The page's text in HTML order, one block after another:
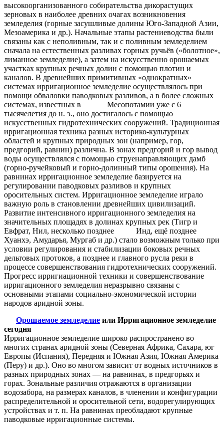
высокоорганизованного собирательства дикорастущих
зерновых в наиболее древних очагах возникновения
земледелия (горные засушливые долины Юго-Западной Азии,
Мезоамерика и др.). Начальные этапы растениеводства были
связаны как с неполивным, так и с поливным земледелием
сначала на естественных разливах горных ручьёв («болотное»,
лиманное земледелие), а затем на искусственно орошаемых
участках крупных речных долин с помощью плотин и
каналов. В древнейших примитивных «однократных»
системах ирригационное земледелие осуществлялось при
помощи обваловки паводковых разливов, а в более сложных
системах, известных в Месопотамии уже с 6
тысячелетия до н. э., оно достигалось с помощью
искусственных гидротехнических сооружений. Традиционная
ирригационная техника разных историко-культурных
областей и крупных природных зон (например, гор,
предгорий, равнин) различна. В зонах предгорий и гор вывод
воды осуществлялся с помощью струенаправляющих дамб
(горно-ручейковый и горно-долинный типы орошения). На
равнинах ирригационное земледелие базируется на
регулировании паводковых разливов и крупных
оросительных систем. Ирригационное земледелие играло
важную роль в становлении древнейших цивилизаций.
Развитие интенсивного ирригационного земледелия на
значительных площадях в долинах крупных рек (Тигр и
Евфрат, Нил, несколько позднее Инд, ещё позднее
Хуанхэ, Амударья, Мургаб и др.) стало возможным только при
условии регулирования и стабилизации боковых речных
дельтовых протоков, а позднее и главного русла реки в
процессе совершенствования гидротехнических сооружений.
Прогресс ирригиационной техники и совершенствование
ирригационного земледелия неразрывно связаны с
основными этапами социально-экономической истории
народов аридной зоны.
Орошаемое земледелие или Ирригационное земледелие
сегодня
Ирригационное земледелие широко распространено во
многих странах аридной зоны (Северная Африка, Сахара, юг
Европы (Испания), Передняя и Южная Азия, Южная Америка
(Перу) и др.). Оно во многом зависит от водных источников в
разных природных зонах — на равнинах, в предгорьях и
горах. Зональные различия отражаются в организации
водозабора, на размерах каналов, в членении и конфигурации
распределительной и оросительной сети, водорегулирующих
устройствах и т. п. На равнинах преобладают крупные
паводковые ирригационные системы.